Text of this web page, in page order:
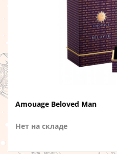
Amouage Beloved Man
Нет на складе